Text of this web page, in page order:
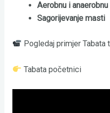
Aerobnu i
Sagorijevanje masti
Pogledaj primjer Tabata
Tabata početnici